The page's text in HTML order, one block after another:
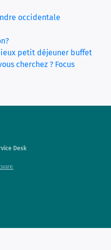
occidentale
petit déjeuner buffet
cherchez ? Focus
Desk